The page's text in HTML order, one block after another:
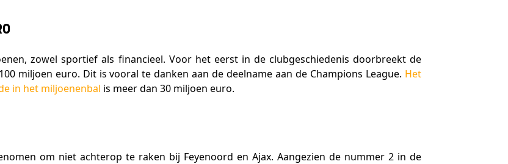
zowel sportief als financieel. Voor het eerst in de clubgeschiedenis doorbreekt de
miljoen euro. Dit is vooral te danken aan de deelname aan de Champions League. Het
in het miljoenenbal is meer dan 30 miljoen euro.
om niet achterop te raken bij Feyenoord en Ajax. Aangezien de nummer 2 in de